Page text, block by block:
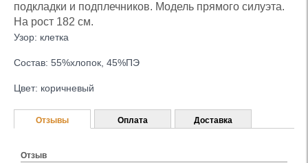
подкладки и подплечников. Модель прямого силуэта.
На рост 182 см.
Узор: клетка
Состав: 55%хлопок, 45%ПЭ
Цвет: коричневый
Отзывы
Отзыв
Оплата Доставка